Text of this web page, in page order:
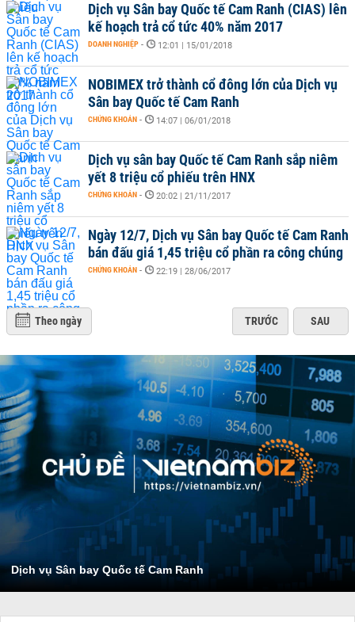
Dịch vụ Sân bay Quốc tế Cam Ranh (CIAS) lên
kế hoạch trả cổ tức 40% năm 2017
DOANH NGHIỆP - 12:01 | 15/01/2018
NOBIMEX trở thành cổ đông lớn của Dịch vụ
Sân bay Quốc tế Cam Ranh
CHỨNG KHOÁN - 14:07 | 06/01/2018
Dịch vụ sân bay Quốc tế Cam Ranh sắp niêm
yết 8 triệu cổ phiếu trên HNX
CHỨNG KHOÁN - 20:02 | 21/11/2017
Ngày 12/7, Dịch vụ Sân bay Quốc tế Cam Ranh
bán đấu giá 1,45 triệu cổ phần ra công chúng
CHỨNG KHOÁN - 22:19 | 28/06/2017
Theo ngày TRƯỚC SAU
Dịch vụ Sân bay Quốc tế Cam Ranh